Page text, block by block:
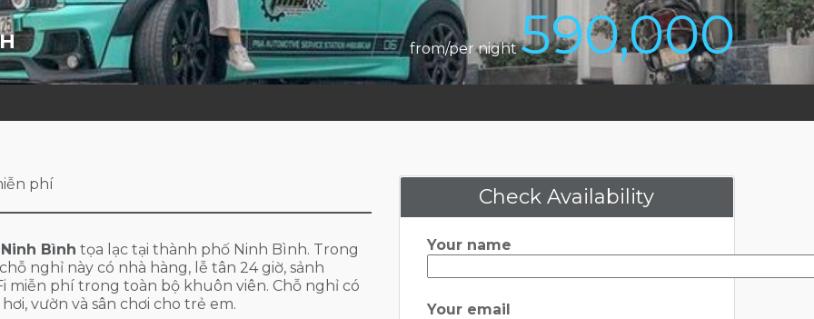
from/per night590,000
phí
Bình tọa lạc tại thành phố Ninh Bình. Trong
nghỉ này có nhà hàng, lễ tân 24 giờ, sảnh
miễn phí trong toàn bộ khuôn viên. Chỗ nghỉ có
vườn và sân chơi cho trẻ em.
Check Availability
Your name
Your email